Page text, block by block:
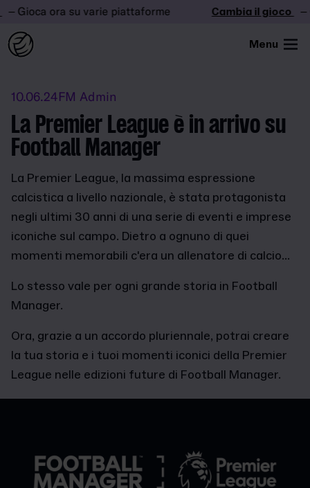
Gioca ora su varie piattaforme Cambia il gioco –
Menu
10.06.24FM Admin
La Premier League è in arrivo su
Football Manager
La Premier League, la massima espressione
calcistica a livello nazionale, è stata protagonista
negli ultimi 30 anni di una serie di eventi e imprese
iconiche sul campo. Dietro a ognuno di quei
momenti memorabili c'era un allenatore di calcio...
Lo stesso vale per ogni grande storia in Football
Manager.
Ora, grazie a un accordo pluriennale, potrai creare
la tua storia e i tuoi momenti iconici della Premier
League nelle edizioni future di Football Manager.